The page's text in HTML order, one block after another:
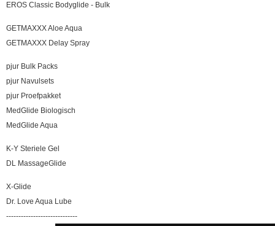
EROS Classic Bodyglide - Bulk
GETMAXXX Aloe Aqua
GETMAXXX Delay Spray
pjur Bulk Packs
pjur Navulsets
pjur Proefpakket
MedGlide Biologisch
MedGlide Aqua
K-Y Steriele Gel
DL MassageGlide
X-Glide
Dr. Love Aqua Lube
-----------------------------